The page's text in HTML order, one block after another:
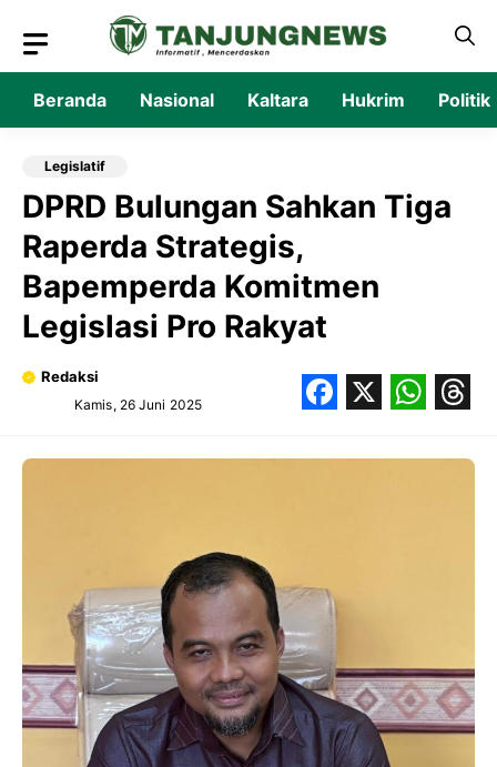
isi
Beranda Nasional Kaltara Hukrim Politik
Legislatif
DPRD Bulungan Sahkan Tiga
Raperda Strategis,
Bapemperda Komitmen
Legislasi Pro Rakyat
Redaksi
Kamis, 26 Juni 2025